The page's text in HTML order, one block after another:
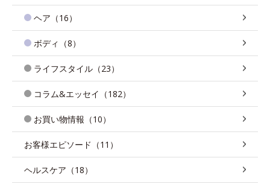
ヘア（16）
ボディ（8）
ライフスタイル（23）
コラム&エッセイ（182）
お買い物情報（10）
お客様エピソード（11）
ヘルスケア（18）